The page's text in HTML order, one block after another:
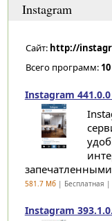
Instagram
Сайт: http://
Всего программ: 10
Instagram
581.7 Мб| Бесплатная |
Instagram